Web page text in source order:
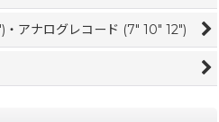
アナログレコード (7" 10" 12")